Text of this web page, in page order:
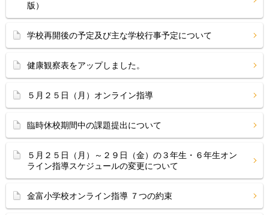
版）
学校再開後の予定及び主な学校行事予定について
健康観察表をアップしました。
５月２５日（月）オンライン指導
臨時休校期間中の課題提出について
５月２５日（月）～２９日（金）の３年生・６年生オン
ライン指導スケジュールの変更について
金富小学校オンライン指導 ７つの約束